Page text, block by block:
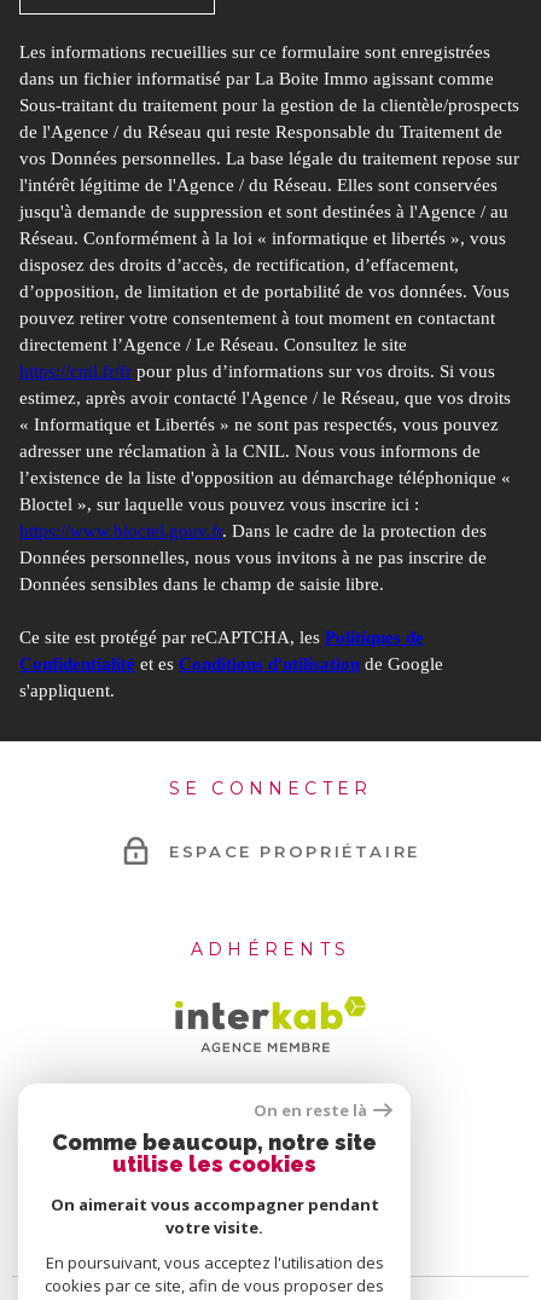
Les informations recueillies sur ce formulaire sont enregistrées
dans un fichier informatisé par La Boite Immo agissant comme
Sous-traitant du traitement pour la gestion de la clientèle/prospects
de l'Agence / du Réseau qui reste Responsable du Traitement de
vos Données personnelles. La base légale du traitement repose sur
l'intérêt légitime de l'Agence / du Réseau. Elles sont conservées
jusqu'à demande de suppression et sont destinées à l'Agence / au
Réseau. Conformément à la loi « informatique et libertés », vous
disposez des droits d’accès, de rectification, d’effacement,
d’opposition, de limitation et de portabilité de vos données. Vous
pouvez retirer votre consentement à tout moment en contactant
directement l’Agence / Le Réseau. Consultez le site
https://cnil.fr/fr pour plus d’informations sur vos droits. Si vous
estimez, après avoir contacté l'Agence / le Réseau, que vos droits
« Informatique et Libertés » ne sont pas respectés, vous pouvez
adresser une réclamation à la CNIL. Nous vous informons de
l’existence de la liste d'opposition au démarchage téléphonique «
Bloctel », sur laquelle vous pouvez vous inscrire ici :
https://www.bloctel.gouv.fr. Dans le cadre de la protection des
Données personnelles, nous vous invitons à ne pas inscrire de
Données sensibles dans le champ de saisie libre.
Ce site est protégé par reCAPTCHA, les Politiques de
Confidentialité et es Conditions d'utilisation de Google
s'appliquent.
SE CONNECTER
ESPACE PROPRIÉTAIRE
ADHÉRENTS
On en reste là
Comme beaucoup, notre site
utilise les cookies
On aimerait vous accompagner pendant
votre visite.
En poursuivant, vous acceptez l'utilisation des
cookies par ce site, afin de vous proposer des